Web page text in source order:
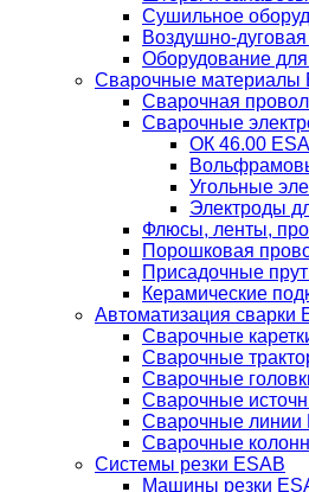
Сушильное
Воздушно-
Оборудование
Сварочные материалы
Сварочная
Сварочные
ОК 46.00
Угольные
Электроды
Флюсы, ленты,
Порошковая
Присадочные
Керамические
Автоматизация сварки
Сварочные
Сварочные
Сварочные
Сварочные
Сварочные линии
Сварочные
Системы резки ESAB
Машины резки